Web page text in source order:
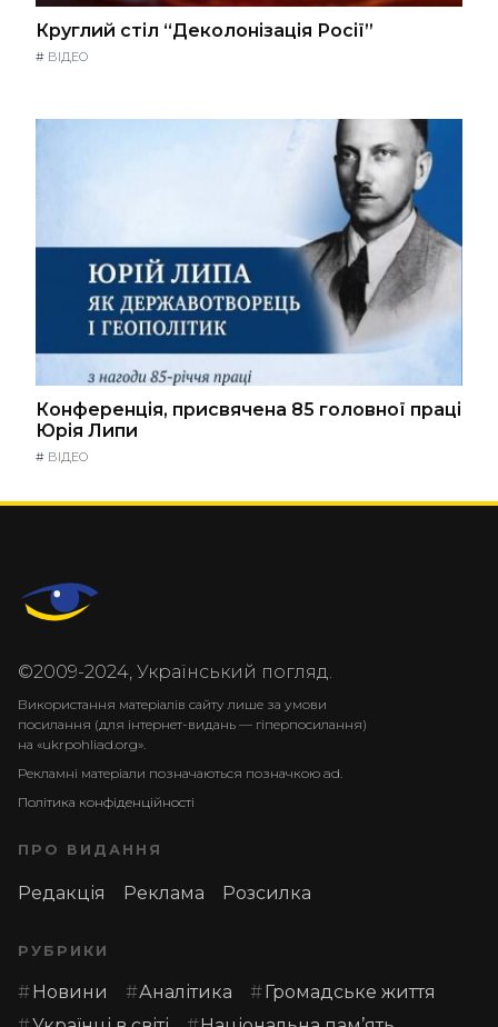
Круглий стіл “Деколонізація Росії”
# ВІДЕО
Конференція, присвячена 85 головної праці
Юрія Липи
# ВІДЕО
©2009-2024, Український погляд.
Використання матеріалів сайту лише за умови
посилання (для інтернет-видань — гіперпосилання)
на «ukrpohliad.org».
Рекламні матеріали позначаються позначкою ad.
Політика конфіденційності
ПРО ВИДАННЯ
Редакція Реклама Розсилка
РУБРИКИ
Новини Аналітика
Громадське життя